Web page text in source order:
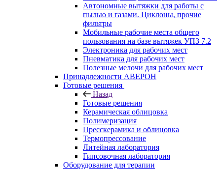
Автономные вытяжки для работы с
пылью и газами. Циклоны, прочие
фильтры
Мобильные рабочие места общего
пользования на базе вытяжек УПЗ 7.2
Электроника для рабочих мест
Пневматика для рабочих мест
Полезные мелочи для рабочих мест
Принадлежности АВЕРОН
Готовые решения
Назад
Готовые решения
Керамическая облицовка
Полимеризация
Пресскерамика и облицовка
Термопрессование
Литейная лаборатория
Гипсовочная лаборатория
Оборудование для терапии